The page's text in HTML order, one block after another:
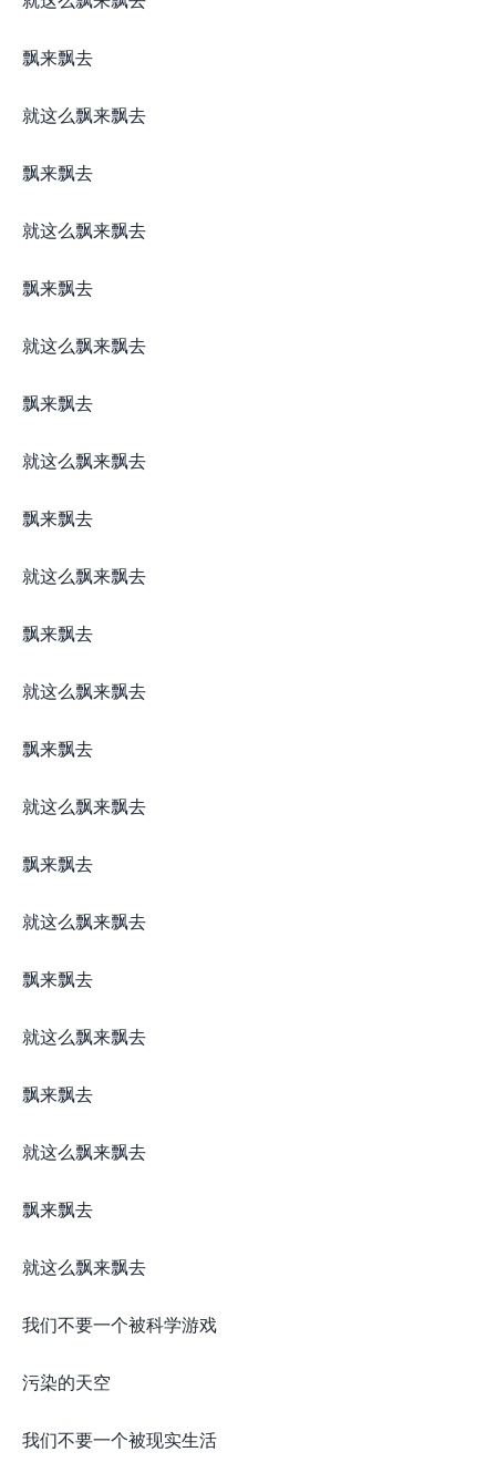
飘来飘去
就这么飘来飘去
飘来飘去
就这么飘来飘去
飘来飘去
就这么飘来飘去
飘来飘去
就这么飘来飘去
飘来飘去
就这么飘来飘去
飘来飘去
就这么飘来飘去
飘来飘去
就这么飘来飘去
飘来飘去
就这么飘来飘去
飘来飘去
就这么飘来飘去
飘来飘去
就这么飘来飘去
飘来飘去
就这么飘来飘去
我们不要一个被科学游戏
污染的天空
我们不要一个被现实生活